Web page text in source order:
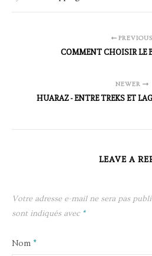
PREVIOUS
COMMENT CHOISIR LE
NEWER
HUARAZ - ENTRE TREKS ET
LEAVE A
Votre adresse e-mail ne sera pas
sont indiqués avec *
Nom *